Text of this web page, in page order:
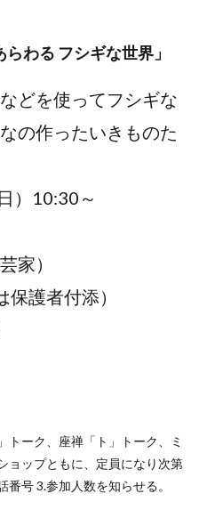
わる フシギな世界」
どを使ってフシギな
の作ったいきものた
）10:30～
家）
護者付添）
ーク、座禅「ト」トーク、ミ
ョップともに、定員になり次第
号 3.参加人数を知らせる。